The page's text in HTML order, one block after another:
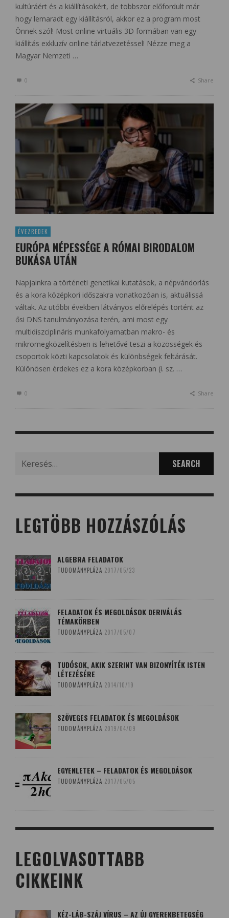
kultúráért és a kiállításokért, de többször előfordult már
hogy lemaradt egy kiállításról, akkor ez a program most
Önnek szól! Most online virtuális 3D formában van egy
kiállítás exkluzív online tárlatvezetéssel! Nézze meg a
Magyar Nemzeti …
0 Share
ÉVEZREDEK
EURÓPA NÉPESSÉGE A RÓMAI BIRODALOM
BUKÁSA UTÁN
Napjainkra a történeti genetikai kutatások, a népvándorlás
és a kora középkori időszakra vonatkozóan is, aktuálissá
váltak. Az utóbbi években látványos előrelépés történt az
ősi DNS tanulmányozása terén, ami most egy
multidiszciplináris munkafolyamatban makro- és
mikromegközelítésben is lehetővé teszi a közösségek és
csoportok közti kapcsolatok és különbségek feltárását.
Különösen érdekes ez a kora középkorban (i. sz. …
0 Share
for:
LEGTÖBB HOZZÁSZÓLÁS
ALGEBRA FELADATOK
TUDOMÁNYPLÁZA 2017/05/23
FELADATOK ÉS MEGOLDÁSOK DERIVÁLÁS
TÉMAKÖRBEN
TUDOMÁNYPLÁZA 2017/05/07
TUDÓSOK, AKIK SZERINT VAN BIZONYÍTÉK ISTEN
LÉTEZÉSÉRE
TUDOMÁNYPLÁZA 2014/10/19
SZÖVEGES FELADATOK ÉS MEGOLDÁSOK
TUDOMÁNYPLÁZA 2019/04/09
EGYENLETEK – FELADATOK ÉS MEGOLDÁSOK
TUDOMÁNYPLÁZA 2017/05/05
LEGOLVASOTTABB
CIKKEINK
KÉZ-LÁB-SZÁJ VÍRUS – AZ ÚJ GYEREKBETEGSÉG